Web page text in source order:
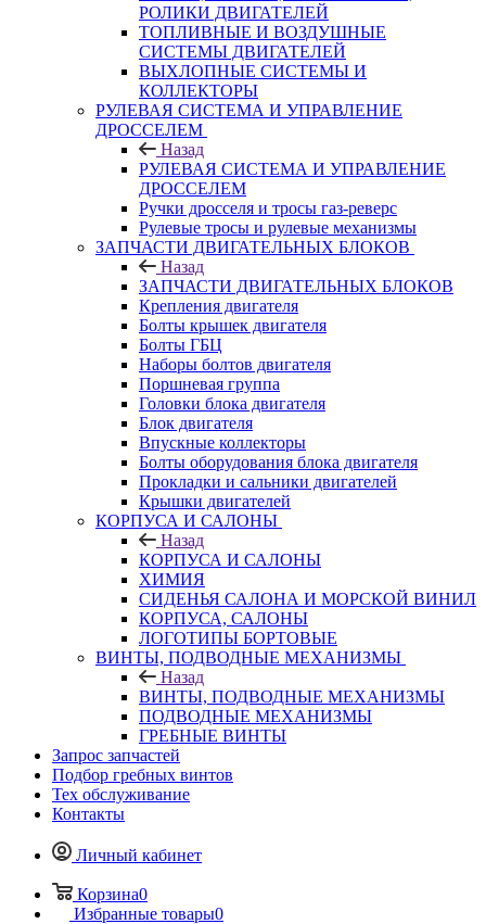
РОЛИКИ ДВИГАТЕЛЕЙ
ТОПЛИВНЫЕ И ВОЗДУШНЫЕ
СИСТЕМЫ ДВИГАТЕЛЕЙ
ВЫХЛОПНЫЕ СИСТЕМЫ И
КОЛЛЕКТОРЫ
РУЛЕВАЯ СИСТЕМА И УПРАВЛЕНИЕ
ДРОССЕЛЕМ
Назад
РУЛЕВАЯ СИСТЕМА И УПРАВЛЕНИЕ
ДРОССЕЛЕМ
Ручки дросселя и тросы газ-реверс
Рулевые тросы и рулевые механизмы
ЗАПЧАСТИ ДВИГАТЕЛЬНЫХ БЛОКОВ
Назад
ЗАПЧАСТИ ДВИГАТЕЛЬНЫХ БЛОКОВ
Крепления двигателя
Болты крышек двигателя
Болты ГБЦ
Наборы болтов двигателя
Поршневая группа
Головки блока двигателя
Блок двигателя
Впускные коллекторы
Болты оборудования блока двигателя
Прокладки и сальники двигателей
Крышки двигателей
КОРПУСА И САЛОНЫ
Назад
КОРПУСА И САЛОНЫ
ХИМИЯ
СИДЕНЬЯ САЛОНА И МОРСКОЙ ВИНИЛ
КОРПУСА, САЛОНЫ
ЛОГОТИПЫ БОРТОВЫЕ
ВИНТЫ, ПОДВОДНЫЕ МЕХАНИЗМЫ
Назад
ВИНТЫ, ПОДВОДНЫЕ МЕХАНИЗМЫ
ПОДВОДНЫЕ МЕХАНИЗМЫ
ГРЕБНЫЕ ВИНТЫ
Запрос запчастей
Подбор гребных винтов
Тех обслуживание
Контакты
Личный кабинет
Корзина0
Избранные товары0